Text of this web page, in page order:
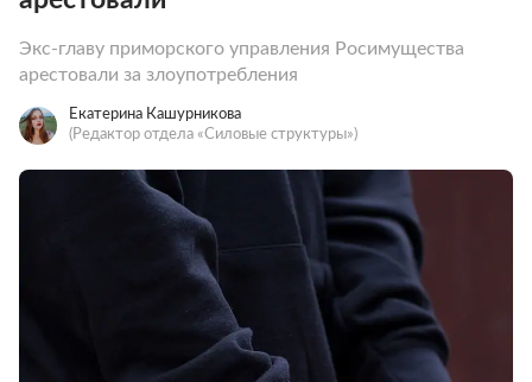
Экс-главу приморского управления Росимущества
арестовали за злоупотребления
Екатерина Кашурникова
(Редактор отдела «Силовые структуры»)